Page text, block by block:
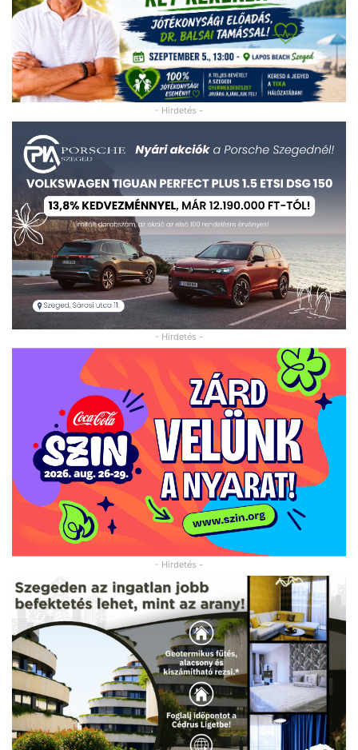
- Hirdetés -
- Hirdetés -
- Hirdetés -